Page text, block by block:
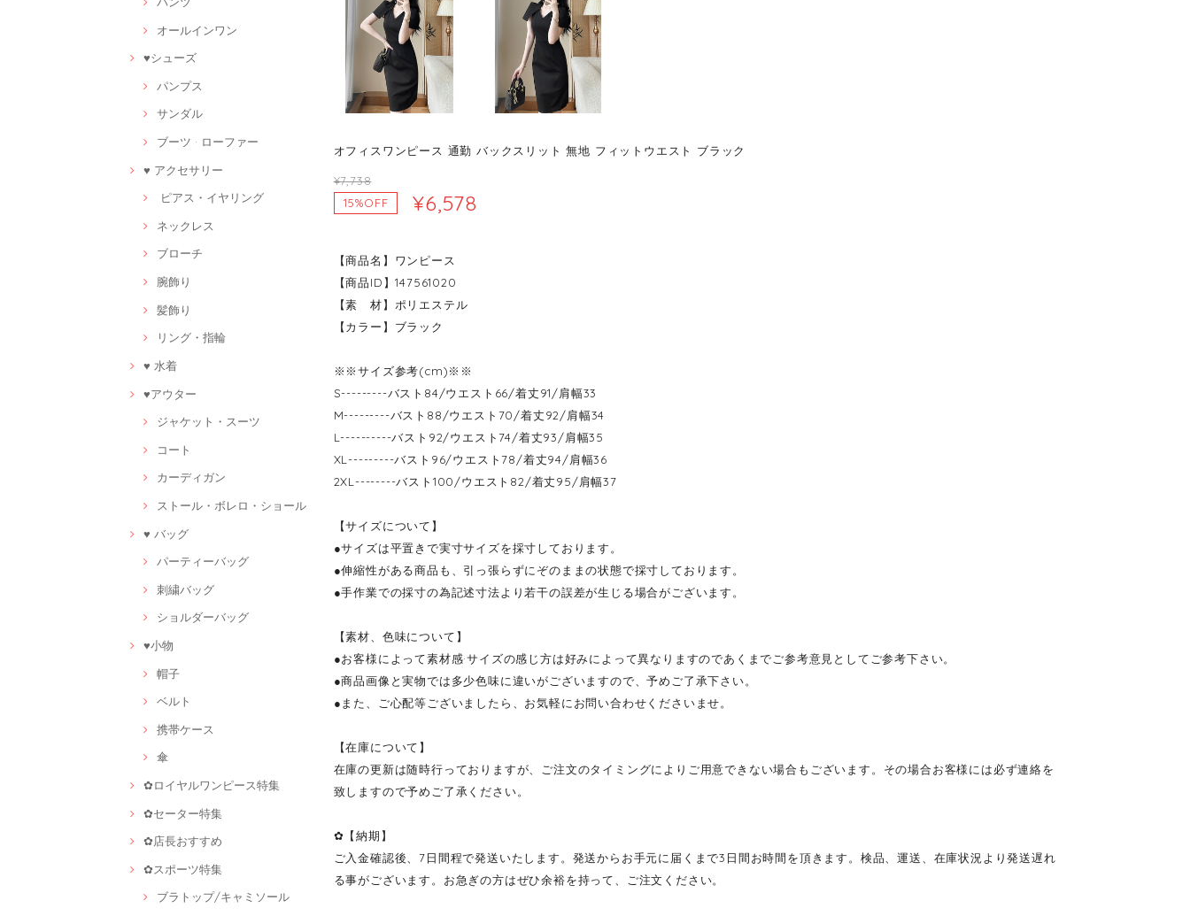
オールインワン
♥シューズ
パンプス
サンダル
ブーツ · ローファー
♥ アクセサリー
ピアス・イヤリング
ネックレス
ブローチ
腕飾り
髪飾り
リング・指輪
♥ 水着
♥アウター
ジャケット・スーツ
コート
カーディガン
ストール・ボレロ・ショール
♥ バッグ
パーティーバッグ
刺繍バッグ
ショルダーバッグ
♥小物
帽子
ベルト
携帯ケース
傘
✿ロイヤルワンピース特集
✿セーター特集
✿店長おすすめ
✿スポーツ特集
ブラトップ/キャミソール
オフィスワンピース 通勤 バックスリット 無地 フィットウエスト ブラック
¥7,738
15%OFF
¥6,578
【商品名】ワンピース
【商品ID】147561020
【素 材】ポリエステル
【カラー】ブラック
※※サイズ参考(cm)※※
S---------バスト84/ウエスト66/着丈91/肩幅33
M---------バスト88/ウエスト70/着丈92/肩幅34
L----------バスト92/ウエスト74/着丈93/肩幅35
XL---------バスト96/ウエスト78/着丈94/肩幅36
2XL--------バスト100/ウエスト82/着丈95/肩幅37
【サイズについて】
●サイズは平置きで実寸サイズを採寸しております。
●伸縮性がある商品も、引っ張らずにぞのままの状態で採寸しております。
●手作業での採寸の為記述寸法より若干の誤差が生じる場合がございます。
【素材、色味について】
●お客様によって素材感·サイズの感じ方は好みによって異なりますのであくまでご参考意見としてご参考下さい。
●商品画像と実物では多少色味に違いがございますので、予めご了承下さい。
●また、ご心配等ございましたら、お気軽にお問い合わせくださいませ。
【在庫について】
在庫の更新は随時行っておりますが、ご注文のタイミングによりご用意できない場合もございます。その場合お客様には必ず連絡を
致しますので予めご了承ください。
✿【納期】
ご入金確認後、7日間程で発送いたします。発送からお手元に届くまで3日間お時間を頂きます。検品、運送、在庫状況より発送遅れ
る事がございます。お急ぎの方はぜひ余裕を持って、ご注文ください。